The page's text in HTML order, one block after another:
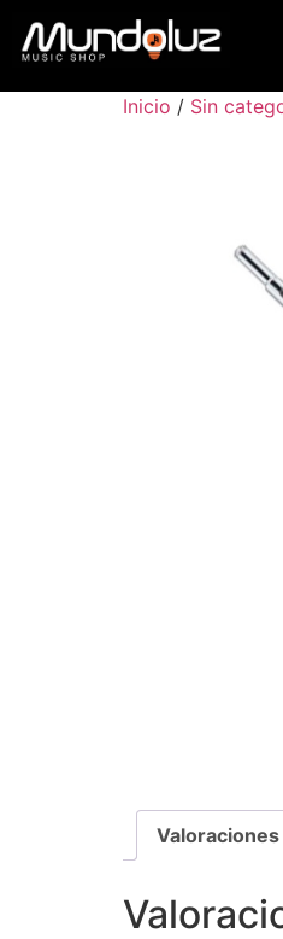
Inicio / Sin